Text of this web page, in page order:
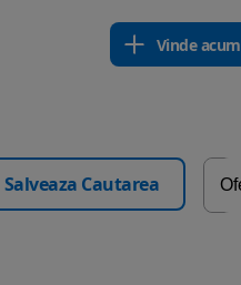
Vinde acum
Salveaza Cautarea